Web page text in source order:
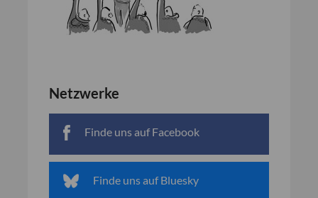
Netzwerke
Finde uns auf Facebook
Finde uns auf Bluesky